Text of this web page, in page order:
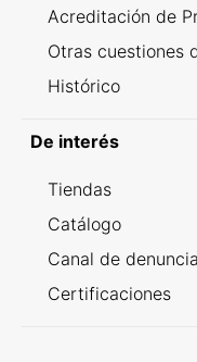
Acreditación de
Otras cuestiones
Histórico
De interés
Tiendas
Catálogo
Canal de
Certificaciones